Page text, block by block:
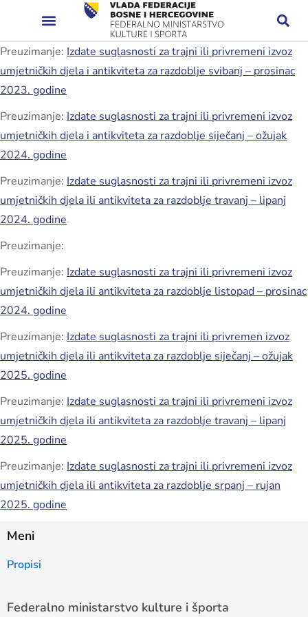
Preuzimanje: Izdate suglasnosti za trajni ili privremeni izvoz
umjetničkih djela i antikviteta za razdoblje svibanj – prosinac
2023. godine
Preuzimanje: Izdate suglasnosti za trajni ili privremeni izvoz
umjetničkih djela i antikviteta za razdoblje siječanj – ožujak
2024. godine
Preuzimanje: Izdate suglasnosti za trajni ili privremeni izvoz
umjetničkih djela ili antikviteta za razdoblje travanj – lipanj
2024. godine
Preuzimanje:
Preuzimanje: Izdate suglasnosti za trajni ili privremeni izvoz
umjetničkih djela ili antikviteta za razdoblje listopad – prosinac
2024. godine
Preuzimanje: Izdate suglasnosti za trajni ili privremen izvoz
umjetničkih djela ili antikviteta za razdoblje siječanj – ožujak
2025. godine
Preuzimanje: Izdate suglasnosti za trajni ili privremeni izvoz
umjetničkih djela ili antikviteta za razdoblje travanj – lipanj
2025. godine
Preuzimanje: Izdate suglasnosti za trajni ili privremeni izvoz
umjetničkih djela ili antikviteta za razdoblje srpanj – rujan
2025. godine
Meni
Propisi
Federalno ministarstvo kulture i športa